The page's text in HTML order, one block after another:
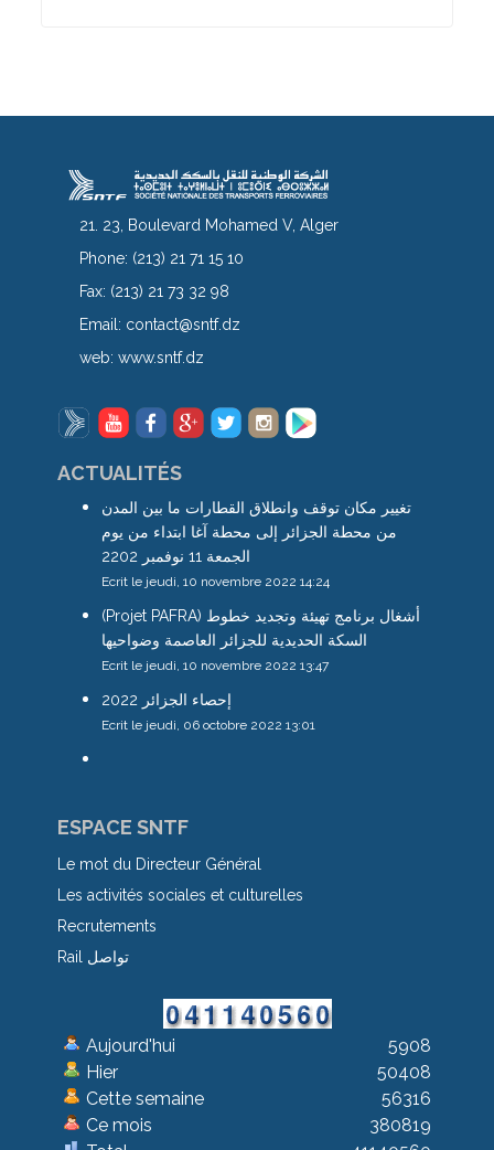
21. 23, Boulevard Mohamed V, Alger
Phone: (213) 21 71 15 10
Fax: (213) 21 73 32 98
Email: contact@sntf.dz
web:www.sntf.dz
ACTUALITÉS
تغيير مكان توقف وانطلاق القطارات ما بين المدن
من محطة الجزائر إلى محطة آغا ابتداء من يوم
الجمعة 11 نوفمبر 2202
Ecrit le jeudi, 10 novembre 2022 14:24
(Projet PAFRA) أشغال برنامج تهيئة وتجديد خطوط
السكة الحديدية للجزائر العاصمة وضواحيها
Ecrit le jeudi, 10 novembre 2022 13:47
إحصاء الجزائر 2022
Ecrit le jeudi, 06 octobre 2022 13:01
ESPACE SNTF
Le mot du Directeur Général
Les activités sociales et culturelles
Recrutements
Rail تواصل
Aujourd'hui
Hier
Cette semaine
Ce mois
5908
50408
56316
380819